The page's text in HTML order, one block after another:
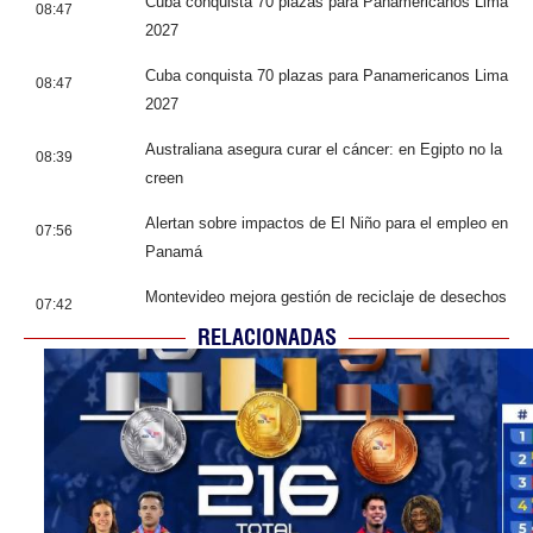
08:47
2027
08:47
Cuba conquista 70 plazas para Panamericanos Lima
2027
08:39
Australiana asegura curar el cáncer: en Egipto no la
creen
07:56
Alertan sobre impactos de El Niño para el empleo en
Panamá
07:42 Montevideo mejora gestión de reciclaje de desechos
RELACIONADAS